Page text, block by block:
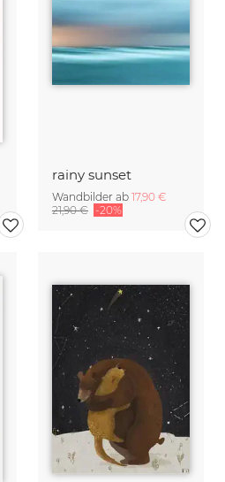
rainy sunset
Wandbilder ab 17,90 €
21,90 € -20%